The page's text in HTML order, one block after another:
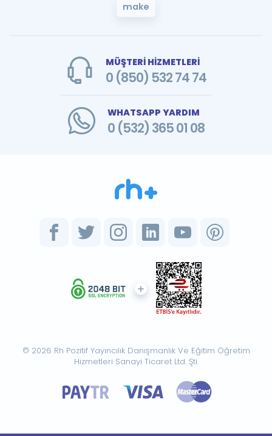
make
MÜŞTERİ HİZMETLERİ
0 (850) 532 74 74
WHATSAPP YARDIM
0 (532) 365 01 08
© 2026 Rh Pozitif Yayıncılık Danışmanlık Ve Eğitim Öğretim
Hizmetleri Sanayi Ticaret Ltd. Şti.